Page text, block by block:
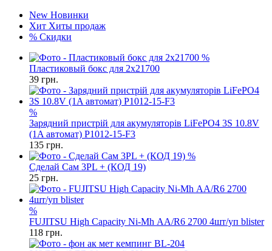
New Новинки
Хит Хиты продаж
% Скидки
%
Пластиковый бокс для 2x21700
39 грн.
%
Зарядний пристрій для акумуляторів LiFePO4 3S 10.8V
(1A автомат) P1012-15-F3
135 грн.
%
Сделай Сам 3PL + (КОД 19)
25 грн.
%
FUJITSU High Capacity Ni-Mh АА/R6 2700 4шт/уп blister
118 грн.